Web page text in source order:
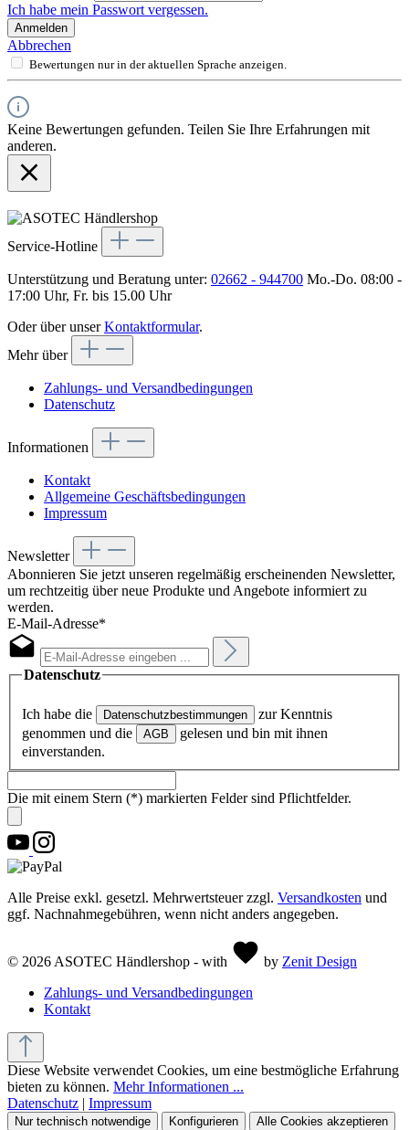
Ich habe mein Passwort vergessen.
Anmelden
Abbrechen
Bewertungen nur in der aktuellen Sprache anzeigen.
Keine Bewertungen gefunden. Teilen Sie Ihre Erfahrungen mit
anderen.
Service-Hotline
Unterstützung und Beratung unter: 02662 - 944700 Mo.-Do. 08:00 -
17:00 Uhr, Fr. bis 15.00 Uhr
Oder über unserKontaktformular.
Mehr über
Zahlungs- und Versandbedingungen
Datenschutz
Informationen
Kontakt
Allgemeine Geschäftsbedingungen
Impressum
Newsletter
Abonnieren Sie jetzt unseren regelmäßig erscheinenden Newsletter,
um rechtzeitig über neue Produkte und Angebote informiert zu
werden.
E-Mail-Adresse*
Datenschutz
Ich habe die Datenschutzbestimmungen
zur Kenntnis
genommen und die
AGB
gelesen und bin mit ihnen
einverstanden.
Die mit einem Stern (*) markierten Felder sind Pflichtfelder.
Alle Preise exkl. gesetzl. Mehrwertsteuer zzgl. Versandkosten und
ggf. Nachnahmegebühren, wenn nicht anders angegeben.
© 2026 ASOTEC Händlershop - with by Zenit Design
Zahlungs- und Versandbedingungen
Kontakt
Diese Website verwendet Cookies, um eine bestmögliche Erfahrung
bieten zu können. Mehr Informationen ...
Datenschutz | Impressum
Nur technisch notwendige Konfigurieren Alle Cookies akzeptieren